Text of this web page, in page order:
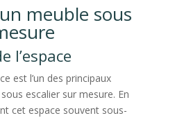
meuble sous
l’espace
est l’un des principaux
escalier sur mesure. En
cet espace souvent sous-